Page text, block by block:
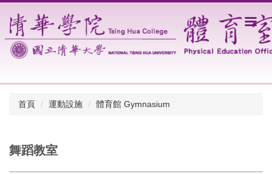
到
主
要
內
區
首頁
運動設施 體育館 Gymnasium
舞蹈教室